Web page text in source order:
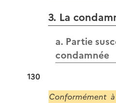
3. La
a. Partie
condamnée
130
Conformément